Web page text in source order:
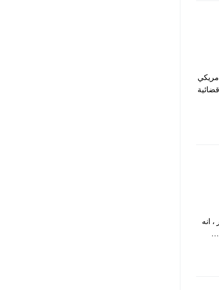
دعاوي قضائية
انه